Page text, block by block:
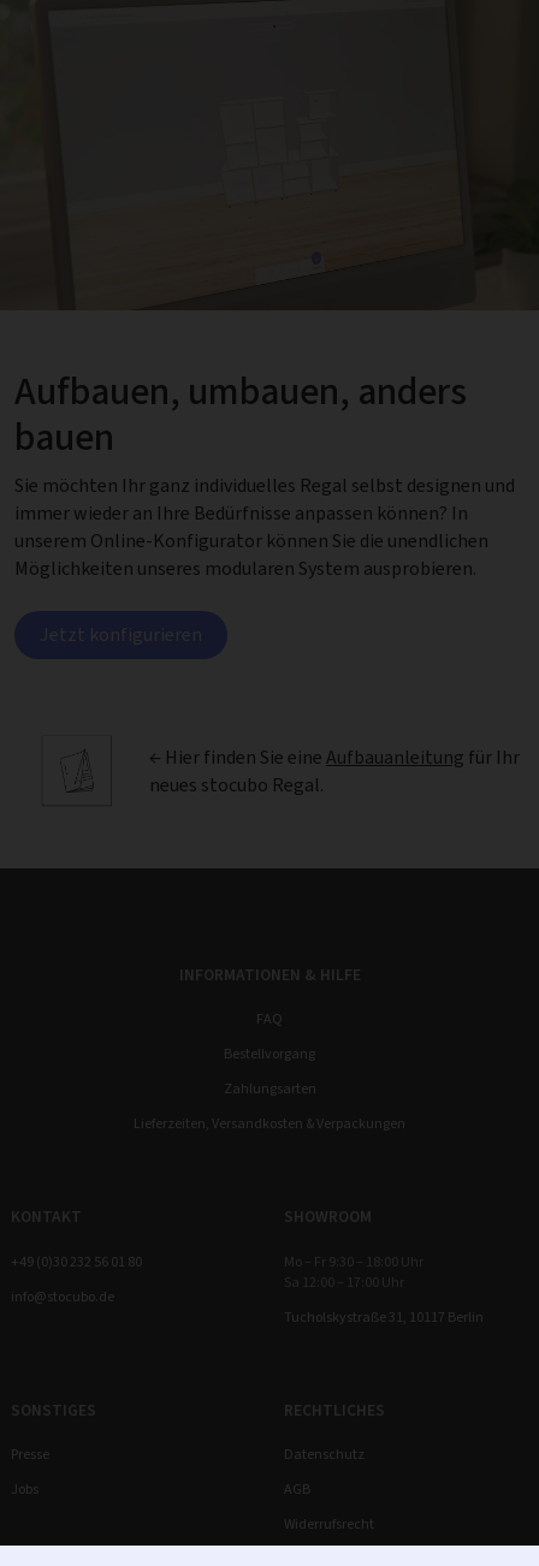
Aufbauen, umbauen, anders
bauen
Sie möchten Ihr ganz individuelles Regal selbst designen und
immer wieder an Ihre Bedürfnisse anpassen können? In
unserem Online-Konfigurator können Sie die unendlichen
Möglichkeiten unseres modularen System ausprobieren.
Jetzt konfigurieren
← Hier finden Sie eineAufbauanleitung für Ihr
neues stocubo Regal.
INFORMATIONEN & HILFE
FAQ
Bestellvorgang
Zahlungsarten
Lieferzeiten, Versandkosten & Verpackungen
KONTAKT
+49 (0)30 232 56 01 80
info@stocubo.de
SHOWROOM
Mo – Fr 9:30 – 18:00 Uhr
Sa 12:00 – 17:00 Uhr
Tucholskystraße 31, 10117 Berlin
SONSTIGES
Presse
Jobs
RECHTLICHES
Datenschutz
AGB
Widerrufsrecht